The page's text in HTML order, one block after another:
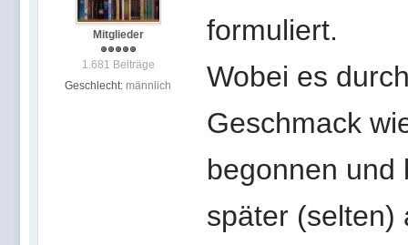
Mitglieder
1.681 Beiträge
Geschlecht: männlich
formuliert.
Wobei es
Geschmack
begonnen und
später (selten)